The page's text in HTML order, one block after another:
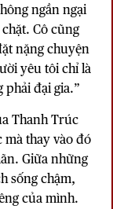
ngần ngại
Cô cũng
nặng chuyện
yêu tôi chỉ là
đại gia.”
Thanh Trúc
thay vào đó
Giữa những
sống chậm,
của mình.